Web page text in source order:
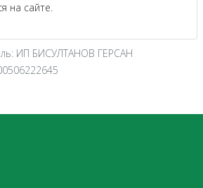
на сайте.
ИП БИСУЛТАНОВ ГЕРСАН